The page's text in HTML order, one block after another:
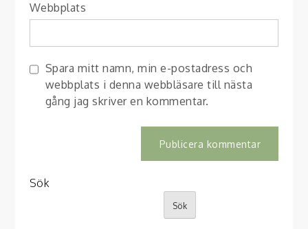
Webbplats
Spara mitt namn, min e-postadress och
webbplats i denna webbläsare till nästa
gång jag skriver en kommentar.
Sök
Sök